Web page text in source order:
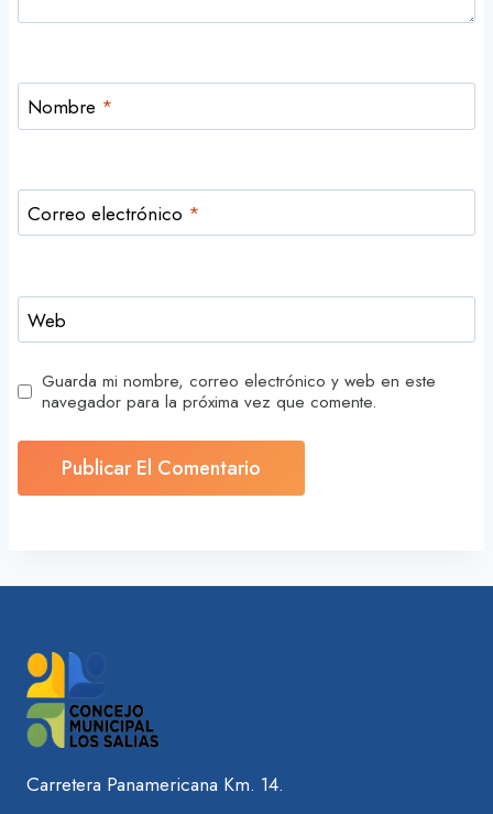
Nombre *
Correo electrónico *
Web
Guarda mi nombre, correo electrónico y web en este
navegador para la próxima vez que comente.
Carretera Panamericana Km. 14.